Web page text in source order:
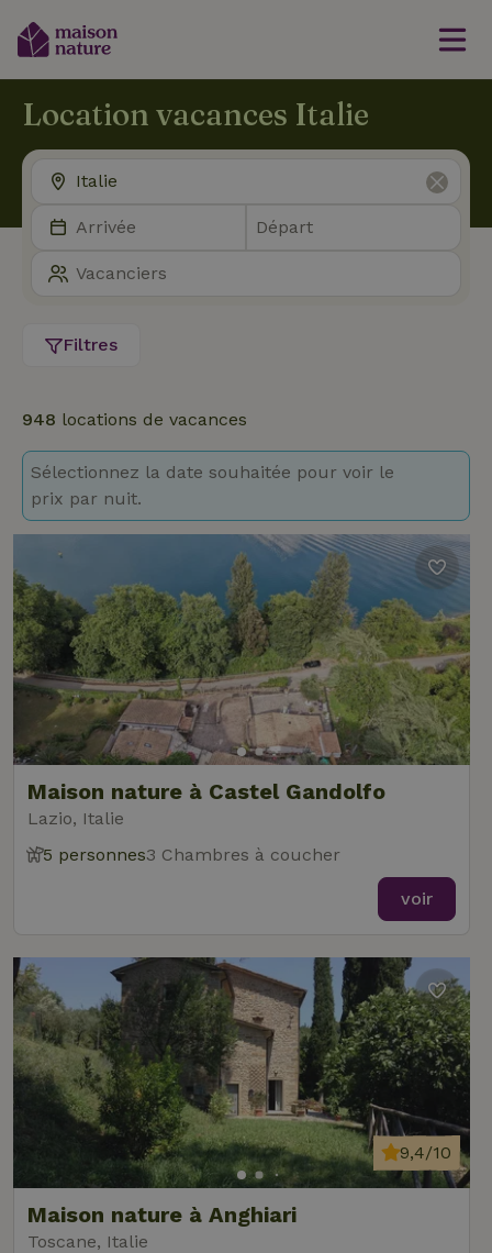
Location vacances Italie
Filtres
948 locations de vacances
Sélectionnez la date souhaitée pour voir le
prix par nuit.
Maison nature à Castel Gandolfo
Lazio, Italie
5 personnes3 Chambres à coucher
voir
Maison nature à Anghiari
Toscane, Italie
9,4/10